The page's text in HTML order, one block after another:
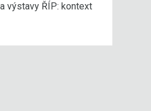
výstavy ŘÍP: kontext